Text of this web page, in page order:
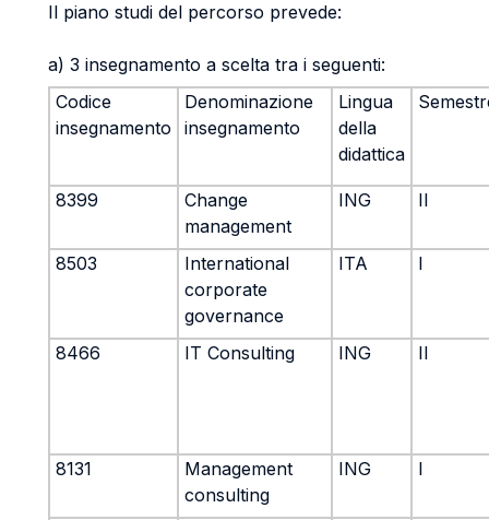
Il piano studi del percorso prevede:
a) 3 insegnamento a scelta tra i seguenti:
Codice
insegnamento
Denominazione
insegnamento
Lingua
della
didattica
8399
Change
management
ING II
8503
International
corporate
governance
ITA I
8466 IT Consulting ING II
8131
Management
consulting
ING I